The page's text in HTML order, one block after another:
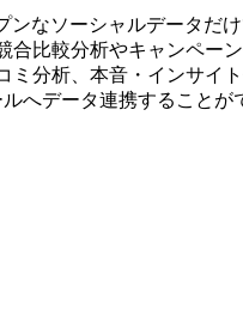
ンなソーシャルデータ
合比較分析やキャンペー
ミ分析、本音・インサイ
へデータ連携することが